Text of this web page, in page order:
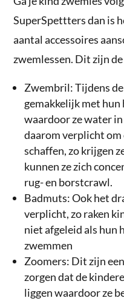
SuperSpettters dan is
aantal accessoires
zwemlessen. Dit zijn
Zwembril: Tijdens
gemakkelijk met
waardoor ze water
daarom verplicht
schaffen, zo krijgen
kunnen ze zich
rug- en borstcrawl.
Badmuts: Ook het
verplicht, zo raken
niet afgeleid als hun
zwemmen
Zoomers: Dit zijn
zorgen dat de
liggen waardoor ze